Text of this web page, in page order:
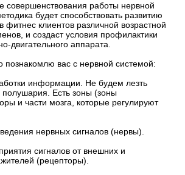
совершенствования работы нервной
будет способствовать развитию
фитнес клиентов различной возрастной
и создаст условия профилактики
двигательного аппарата.
познакомлю вас с нервной системой:
информации. Не будем лезть
полушария. Есть зоны (зоны
и части мозга, которые регулируют
нервных сигналов (нервы).
сигналов от внешних и
(рецепторы).